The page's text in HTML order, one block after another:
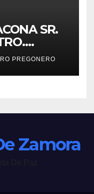
SR.
PREGONERO
Zamora